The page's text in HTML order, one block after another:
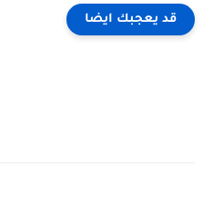
قد يعجبك ايضا